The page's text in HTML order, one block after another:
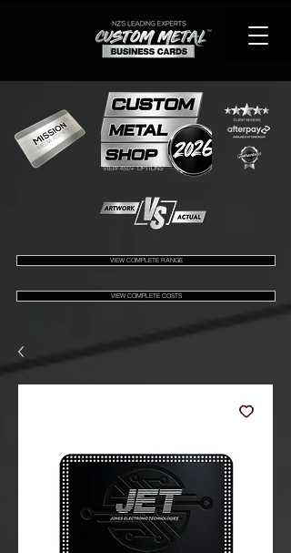
VIEW 450+ OPTIONS
VIEW COMPLETE RANGE
VIEW COMPLETE COSTS